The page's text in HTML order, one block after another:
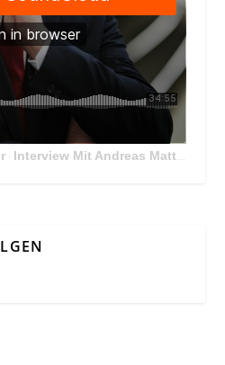
· Interview Mit Andreas Matthä, CEO der ÖBB Holding